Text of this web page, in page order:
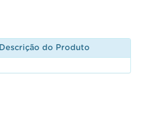
Descrição do Produto